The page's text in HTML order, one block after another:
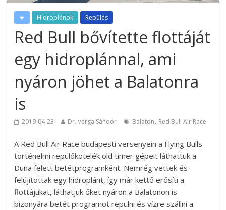
★ Hidroplánok Repülés
Red Bull bővítette flottáját
egy hidroplánnal, ami
nyáron jöhet a Balatonra
is
2019-04-23 Dr. Varga Sándor Balaton, Red Bull Air Race
A Red Bull Air Race budapesti versenyein a Flying Bulls
történelmi repülőkötelék old timer gépeit láthattuk a
Duna felett betétprogramként. Nemrég vettek és
felújítottak egy hidroplánt, így már kettő erősíti a
flottájukat, láthatjuk őket nyáron a Balatonon is
bizonyára betét programot repülni és vízre szállni a